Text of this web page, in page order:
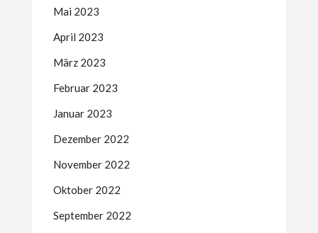
Mai 2023
April 2023
März 2023
Februar 2023
Januar 2023
Dezember 2022
November 2022
Oktober 2022
September 2022